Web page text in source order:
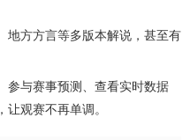
地方方言等多版本解说，甚至有
参与赛事预测、查看实时数据
让观赛不再单调。